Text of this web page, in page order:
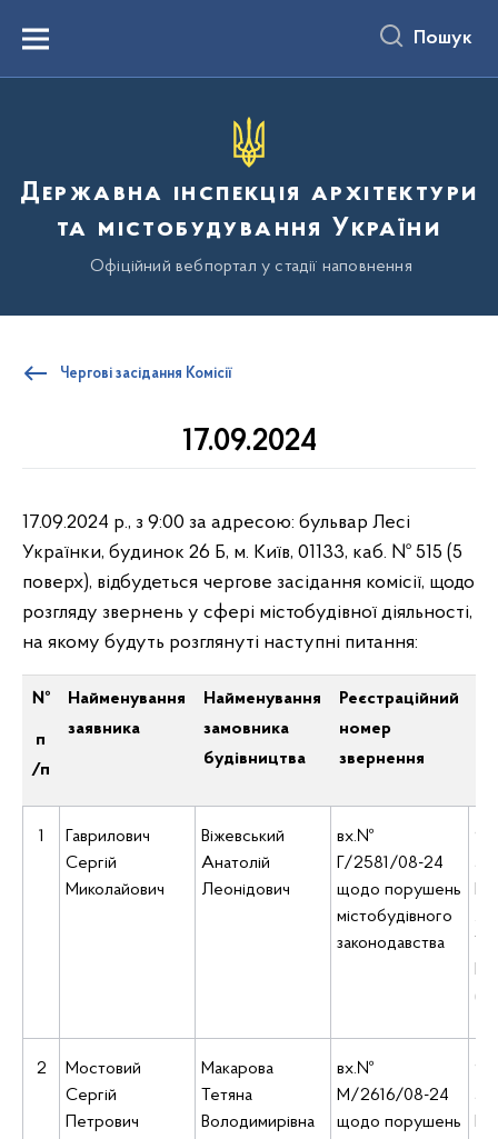
вмістуMenu Пошук
Державна інспекція архітектури
та містобудування України
Офіційний вебпортал у стадії наповнення
Чергові засідання Комісії
17.09.2024
17.09.2024 р., з 9:00 за адресою: бульвар Лесі
Українки, будинок 26 Б, м. Київ, 01133, каб. № 515 (5
поверх), відбудеться чергове засідання комісії, щодо
розгляду звернень у сфері містобудівної діяльності,
на якому будуть розглянуті наступні питання:
№
п
/п
Найменування
заявника
Найменування
замовника
будівництва
Реєстраційний
номер
звернення
1
Гаврилович
Сергій
Миколайович
Віжевський
Анатолій
Леонідович
вх.№
Г/2581/08-24
щодо порушень
містобудівного
законодавства
(5
2
Мостовий
Сергій
Петрович
Макарова
Тетяна
Володимирівна
вх.№
М/2616/08-24
щодо порушень